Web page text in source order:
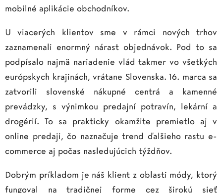
mobilné aplikácie obchodníkov.
U viacerých klientov sme v rámci nových trhov
zaznamenali enormný nárast objednávok. Pod to sa
podpísalo najmä nariadenie vlád takmer vo všetkých
európskych krajinách, vrátane Slovenska. 16. marca sa
zatvorili slovenské nákupné centrá a kamenné
prevádzky, s výnimkou predajní potravín, lekární a
drogérií. To sa prakticky okamžite premietlo aj v
online predaji, čo naznačuje trend ďalšieho rastu e-
commerce aj počas nasledujúcich týždňov.
Dobrým príkladom je náš klient z oblasti módy, ktorý
fungoval na tradičnej forme cez širokú sieť